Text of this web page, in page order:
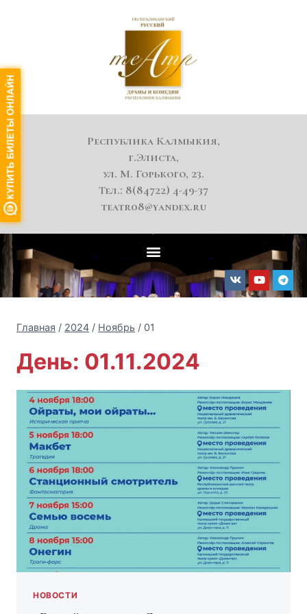
Республика Калмыкия,
г.Элиста,
ул. М. Горького, 23.
Тел.: 8(84722) 4-49-37
teatr08@yandex.ru
Главная / 2024 / Ноябрь / 01
День: 01.11.2024
НОВОСТИ